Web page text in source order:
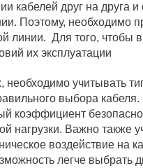
кабелей друг на друга и
Поэтому, необходимо
линии. Для того,
их эксплуатации
необходимо учитывать
выбора
коэффициент
нагрузки. Важно также
воздействие на
легче выбрать